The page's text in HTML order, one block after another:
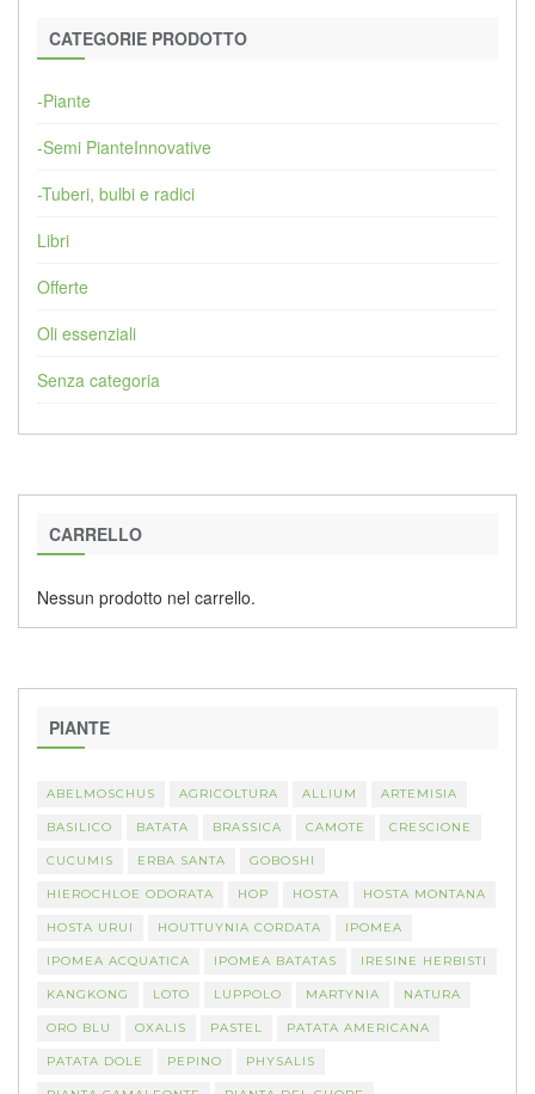
CATEGORIE PRODOTTO
-Piante
-Semi PianteInnovative
-Tuberi, bulbi e radici
Libri
Offerte
Oli essenziali
Senza categoria
CARRELLO
Nessun prodotto nel carrello.
PIANTE
ABELMOSCHUS AGRICOLTURA ALLIUM ARTEMISIA
BASILICO BATATA BRASSICA CAMOTE CRESCIONE
CUCUMIS ERBA SANTA GOBOSHI
HIEROCHLOE ODORATA HOP HOSTA HOSTA MONTANA
HOSTA URUI HOUTTUYNIA CORDATA IPOMEA
IPOMEA ACQUATICA IPOMEA BATATAS IRESINE HERBISTI
KANGKONG LOTO LUPPOLO MARTYNIA NATURA
ORO BLU OXALIS PASTEL PATATA AMERICANA
PATATA DOLE PEPINO PHYSALIS